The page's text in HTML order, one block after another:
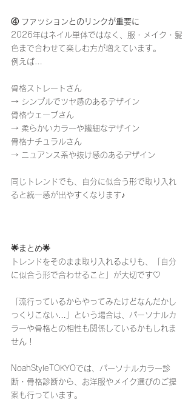
④ ファッションとのリンクが重要に
2026年はネイル単体ではなく、服・メイク・髪
色まで合わせて楽しむ方が増えています。
例えば…
骨格ストレートさん
→ シンプルでツヤ感のあるデザイン
骨格ウェーブさん
→ 柔らかいカラーや繊細なデザイン
骨格ナチュラルさん
→ ニュアンス系や抜け感のあるデザイン
同じトレンドでも、自分に似合う形で取り入れ
ると統一感が出やすくなります♪
🌟まとめ🌟
トレンドをそのまま取り入れるよりも、「自分
に似合う形で合わせること」が大切です♡
「流行っているからやってみたけどなんだかし
っくりこない…」という場合は、パーソナルカ
ラーや骨格との相性も関係しているかもしれま
せん！
NoahStyleTOKYOでは、パーソナルカラー診
断・骨格診断から、お洋服やメイク選びのご提
案も行っています。